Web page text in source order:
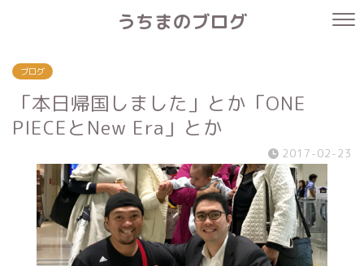
うちまのブログ
ブログ
「本日帰国しました」とか「ONE
PIECEとNew Era」とか
2017-02-23